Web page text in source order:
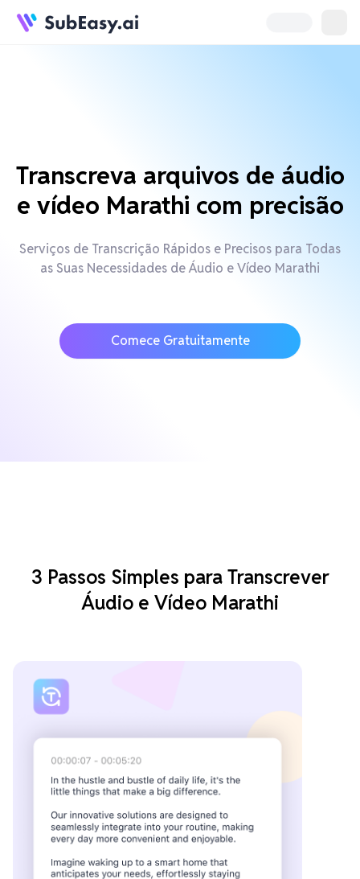
Transcreva arquivos de áudio
e vídeo Marathi com precisão
Serviços de Transcrição Rápidos e Precisos para Todas
as Suas Necessidades de Áudio e Vídeo Marathi
Comece Gratuitamente
3 Passos Simples para Transcrever
Áudio e Vídeo Marathi